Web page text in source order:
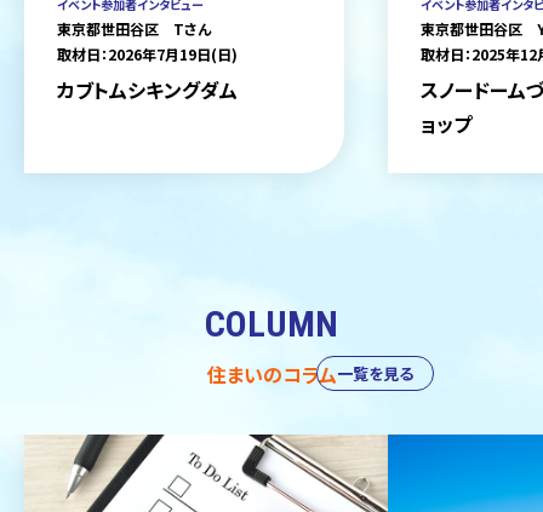
イベント参加者インタビュー
東京都世田谷区 Tさん
取材日：2026年7月19日(日)
カブトムシキングダム
イベント参加者インタ
東京都世田谷区
取材日：2025年
スノードーム
ョップ
COLUMN
住まいのコラム一覧を見る